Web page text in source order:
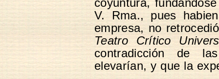
coyuntura,
V. Rma., pues
empresa, no
Teatro Crítico
contradicción de
elevarían, y que la